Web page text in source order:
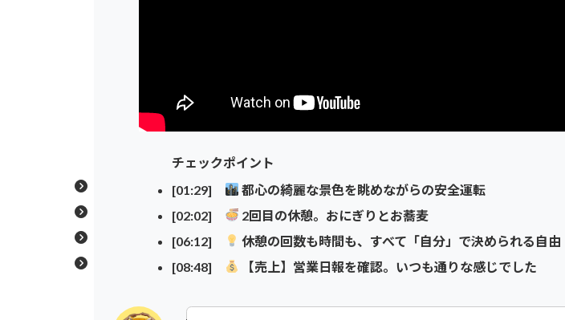
チェックポイント
[01:29]
都心の綺麗な景色を眺めながらの安全運転
[02:02]
2回目の休憩。おにぎりとお蕎麦
[06:12]
休憩の回数も時間も、すべて「自分」で決められる自由
[08:48]
【売上】営業日報を確認。いつも通りな感じでした